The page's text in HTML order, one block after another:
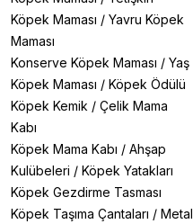
Köpek Maması / Yavru Köpek
Maması
Konserve Köpek Maması / Yaş
Köpek Maması / Köpek Ödülü
Köpek Kemik / Çelik Mama
Kabı
Köpek Mama Kabı / Ahşap
Kulübeleri / Köpek Yatakları
Köpek Gezdirme Tasması
Köpek Taşıma Çantaları / Metal